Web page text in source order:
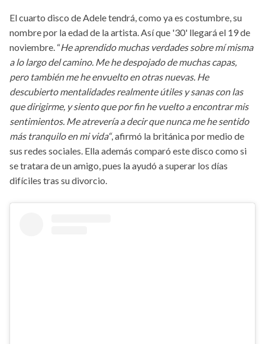
El cuarto disco de Adele tendrá, como ya es costumbre, su
nombre por la edad de la artista. Así que '30' llegará el 19 de
noviembre. “He aprendido muchas verdades sobre mí misma
a lo largo del camino. Me he despojado de muchas capas,
pero también me he envuelto en otras nuevas. He
descubierto mentalidades realmente útiles y sanas con las
que dirigirme, y siento que por fin he vuelto a encontrar mis
sentimientos. Me atrevería a decir que nunca me he sentido
más tranquilo en mi vida“, afirmó la británica por medio de
sus redes sociales. Ella además comparó este disco como si
se tratara de un amigo, pues la ayudó a superar los días
difíciles tras su divorcio.